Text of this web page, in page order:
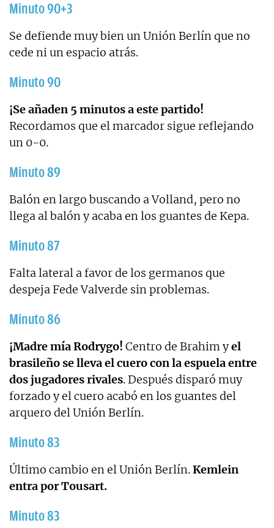
Minuto 90+3
Se defiende muy bien un Unión Berlín que no
cede ni un espacio atrás.
Minuto 90
¡Se añaden 5 minutos a este partido!
Recordamos que el marcador sigue reflejando
un 0-0.
Minuto 89
Balón en largo buscando a Volland, pero no
llega al balón y acaba en los guantes de Kepa.
Minuto 87
Falta lateral a favor de los germanos que
despeja Fede Valverde sin problemas.
Minuto 86
¡Madre mía Rodrygo! Centro de Brahim yel
brasileño se lleva el cuero con la espuela entre
dos jugadores rivales. Después disparó muy
forzado y el cuero acabó en los guantes del
arquero del Unión Berlín.
Minuto 83
Último cambio en el Unión Berlín.Kemlein
entra por Tousart.
Minuto 83